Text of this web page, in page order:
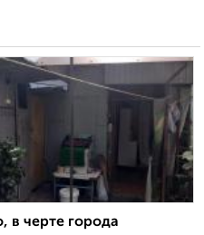
в черте города